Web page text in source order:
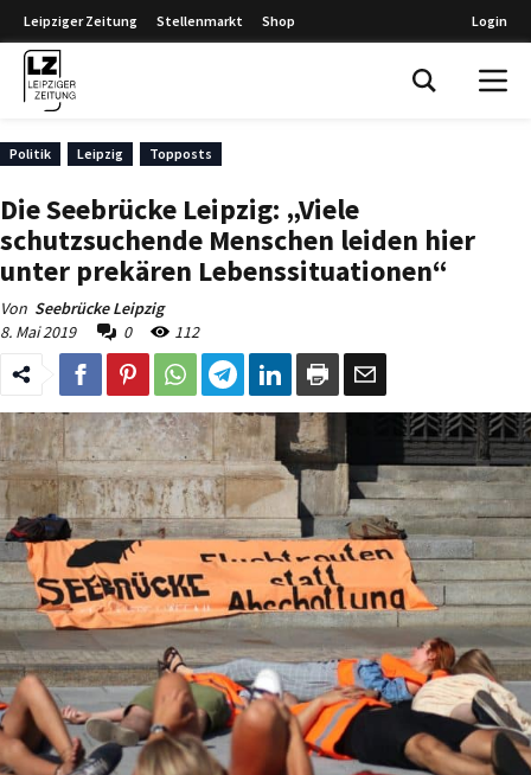
Leipziger Zeitung Stellenmarkt Shop Login
Politik Leipzig Topposts
Die Seebrücke Leipzig: „Viele
schutzsuchende Menschen leiden hier
unter prekären Lebenssituationen“
Von Seebrücke Leipzig
8. Mai 2019
0 112